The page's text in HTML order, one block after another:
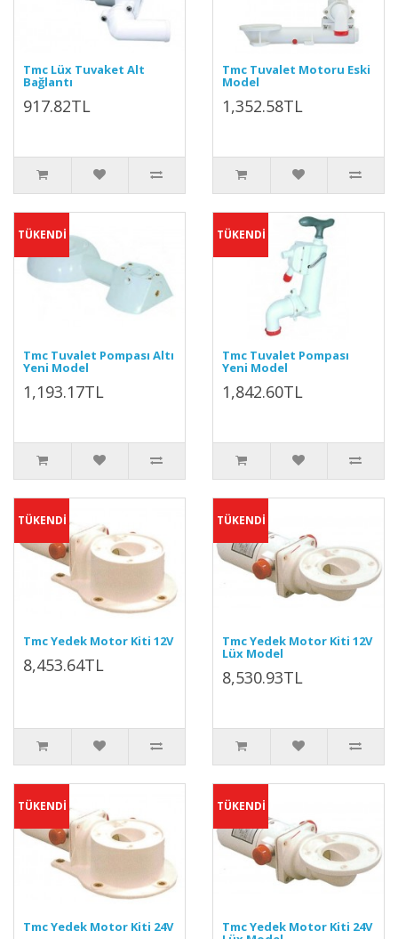
Tmc Lüx Tuvaket Alt
Bağlantı
917.82TL
Tmc Tuvalet Motoru Eski
Model
1,352.58TL
TÜKENDİ
Tmc Tuvalet Pompası Altı
Yeni Model
1,193.17TL
TÜKENDİ
Tmc Tuvalet Pompası
Yeni Model
1,842.60TL
TÜKENDİ
Tmc Yedek Motor Kiti 12V
8,453.64TL
TÜKENDİ
Tmc Yedek Motor Kiti 12V
Lüx Model
8,530.93TL
TÜKENDİ
Tmc Yedek Motor Kiti 24V
TÜKENDİ
Tmc Yedek Motor Kiti 24V